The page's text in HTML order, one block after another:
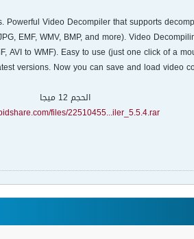
Video Decompiler that supports
EMF, WMV, BMP, and more). Video
AVI to WMF). Easy to use (just one click of a
versions. Now you can save and load video
الحجم 12 ميجا
files/22510455...iler_5.5.4.rar